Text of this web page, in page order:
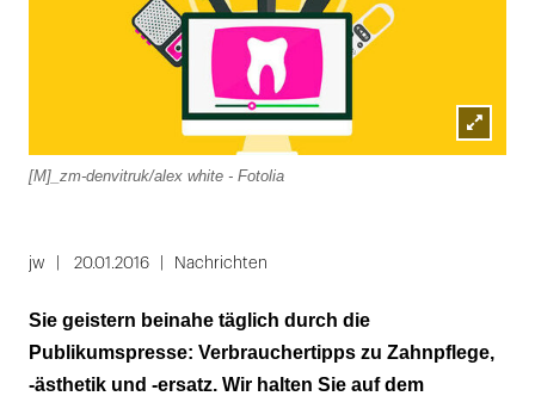
Lightbox
[M]_zm-denvitruk/alex white - Fotolia
jw 20.01.2016 Nachrichten
Sie geistern beinahe täglich durch die
Publikumspresse: Verbrauchertipps zu Zahnpflege,
-ästhetik und -ersatz. Wir halten Sie auf dem